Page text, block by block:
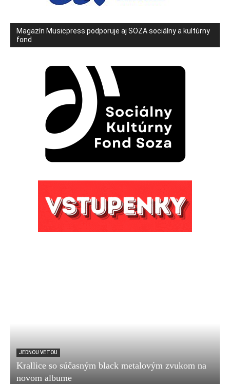
Magazín Musicpress podporuje aj SOZA sociálny a kultúrny
fond
JEDNOU VETOU
Krallice so súčasným black metalovým zvukom na
novom albume